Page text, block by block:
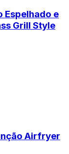
Espelhado e
Grill Style
Airfryer